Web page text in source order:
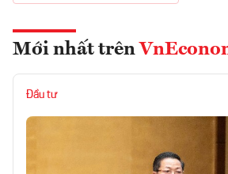
Mới nhất trên
Đầu tư